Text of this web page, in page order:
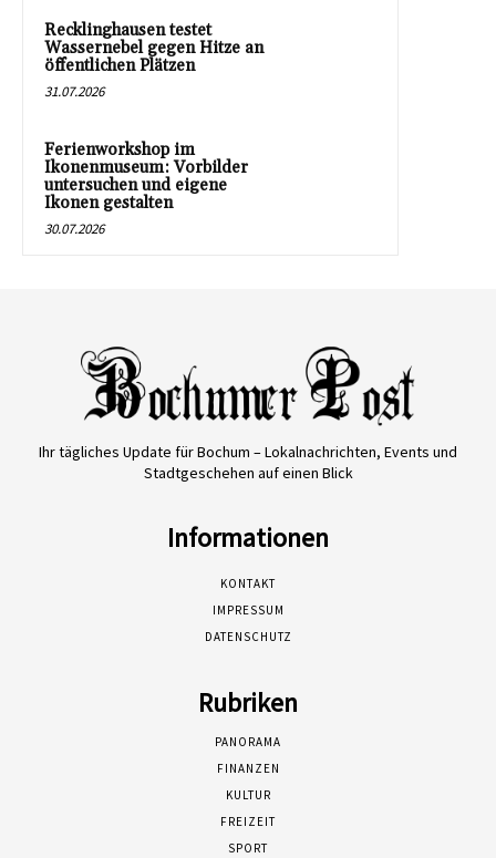
Recklinghausen testet
Wassernebel gegen Hitze an
öffentlichen Plätzen
31.07.2026
Ferienworkshop im
Ikonenmuseum: Vorbilder
untersuchen und eigene
Ikonen gestalten
30.07.2026
Ihr tägliches Update für Bochum – Lokalnachrichten, Events und
Stadtgeschehen auf einen Blick
Informationen
KONTAKT
IMPRESSUM
DATENSCHUTZ
Rubriken
PANORAMA
FINANZEN
KULTUR
FREIZEIT
SPORT